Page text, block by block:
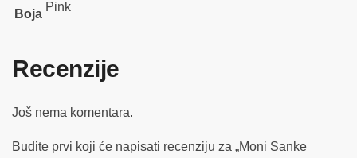
Boja
Pink
Recenzije
Još nema komentara.
Budite prvi koji će napisati recenziju za „Moni Sanke